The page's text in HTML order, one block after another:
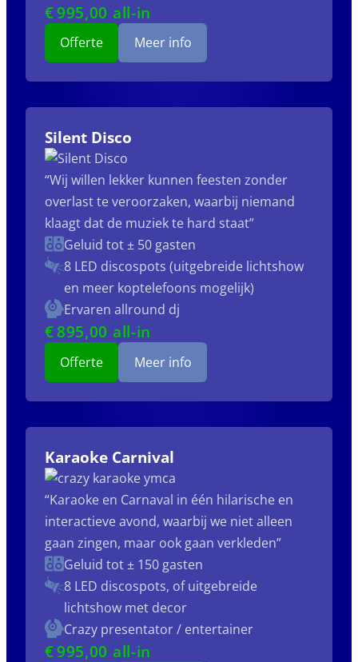
€995,00 all-in
Offerte Meer info
Silent Disco
“Wij willen lekker kunnen feesten zonder
overlast te veroorzaken, waarbij niemand
klaagt dat de muziek te hard staat”
Geluid tot ± 50 gasten
8 LED discospots (uitgebreide lichtshow
en meer koptelefoons mogelijk)
Ervaren allround dj
€895,00 all-in
Offerte Meer info
Karaoke Carnival
“Karaoke en Carnaval in één hilarische en
interactieve avond, waarbij we niet alleen
gaan zingen, maar ook gaan verkleden”
Geluid tot ± 150 gasten
8 LED discospots, of uitgebreide
lichtshow met decor
Crazy presentator / entertainer
€995,00 all-in